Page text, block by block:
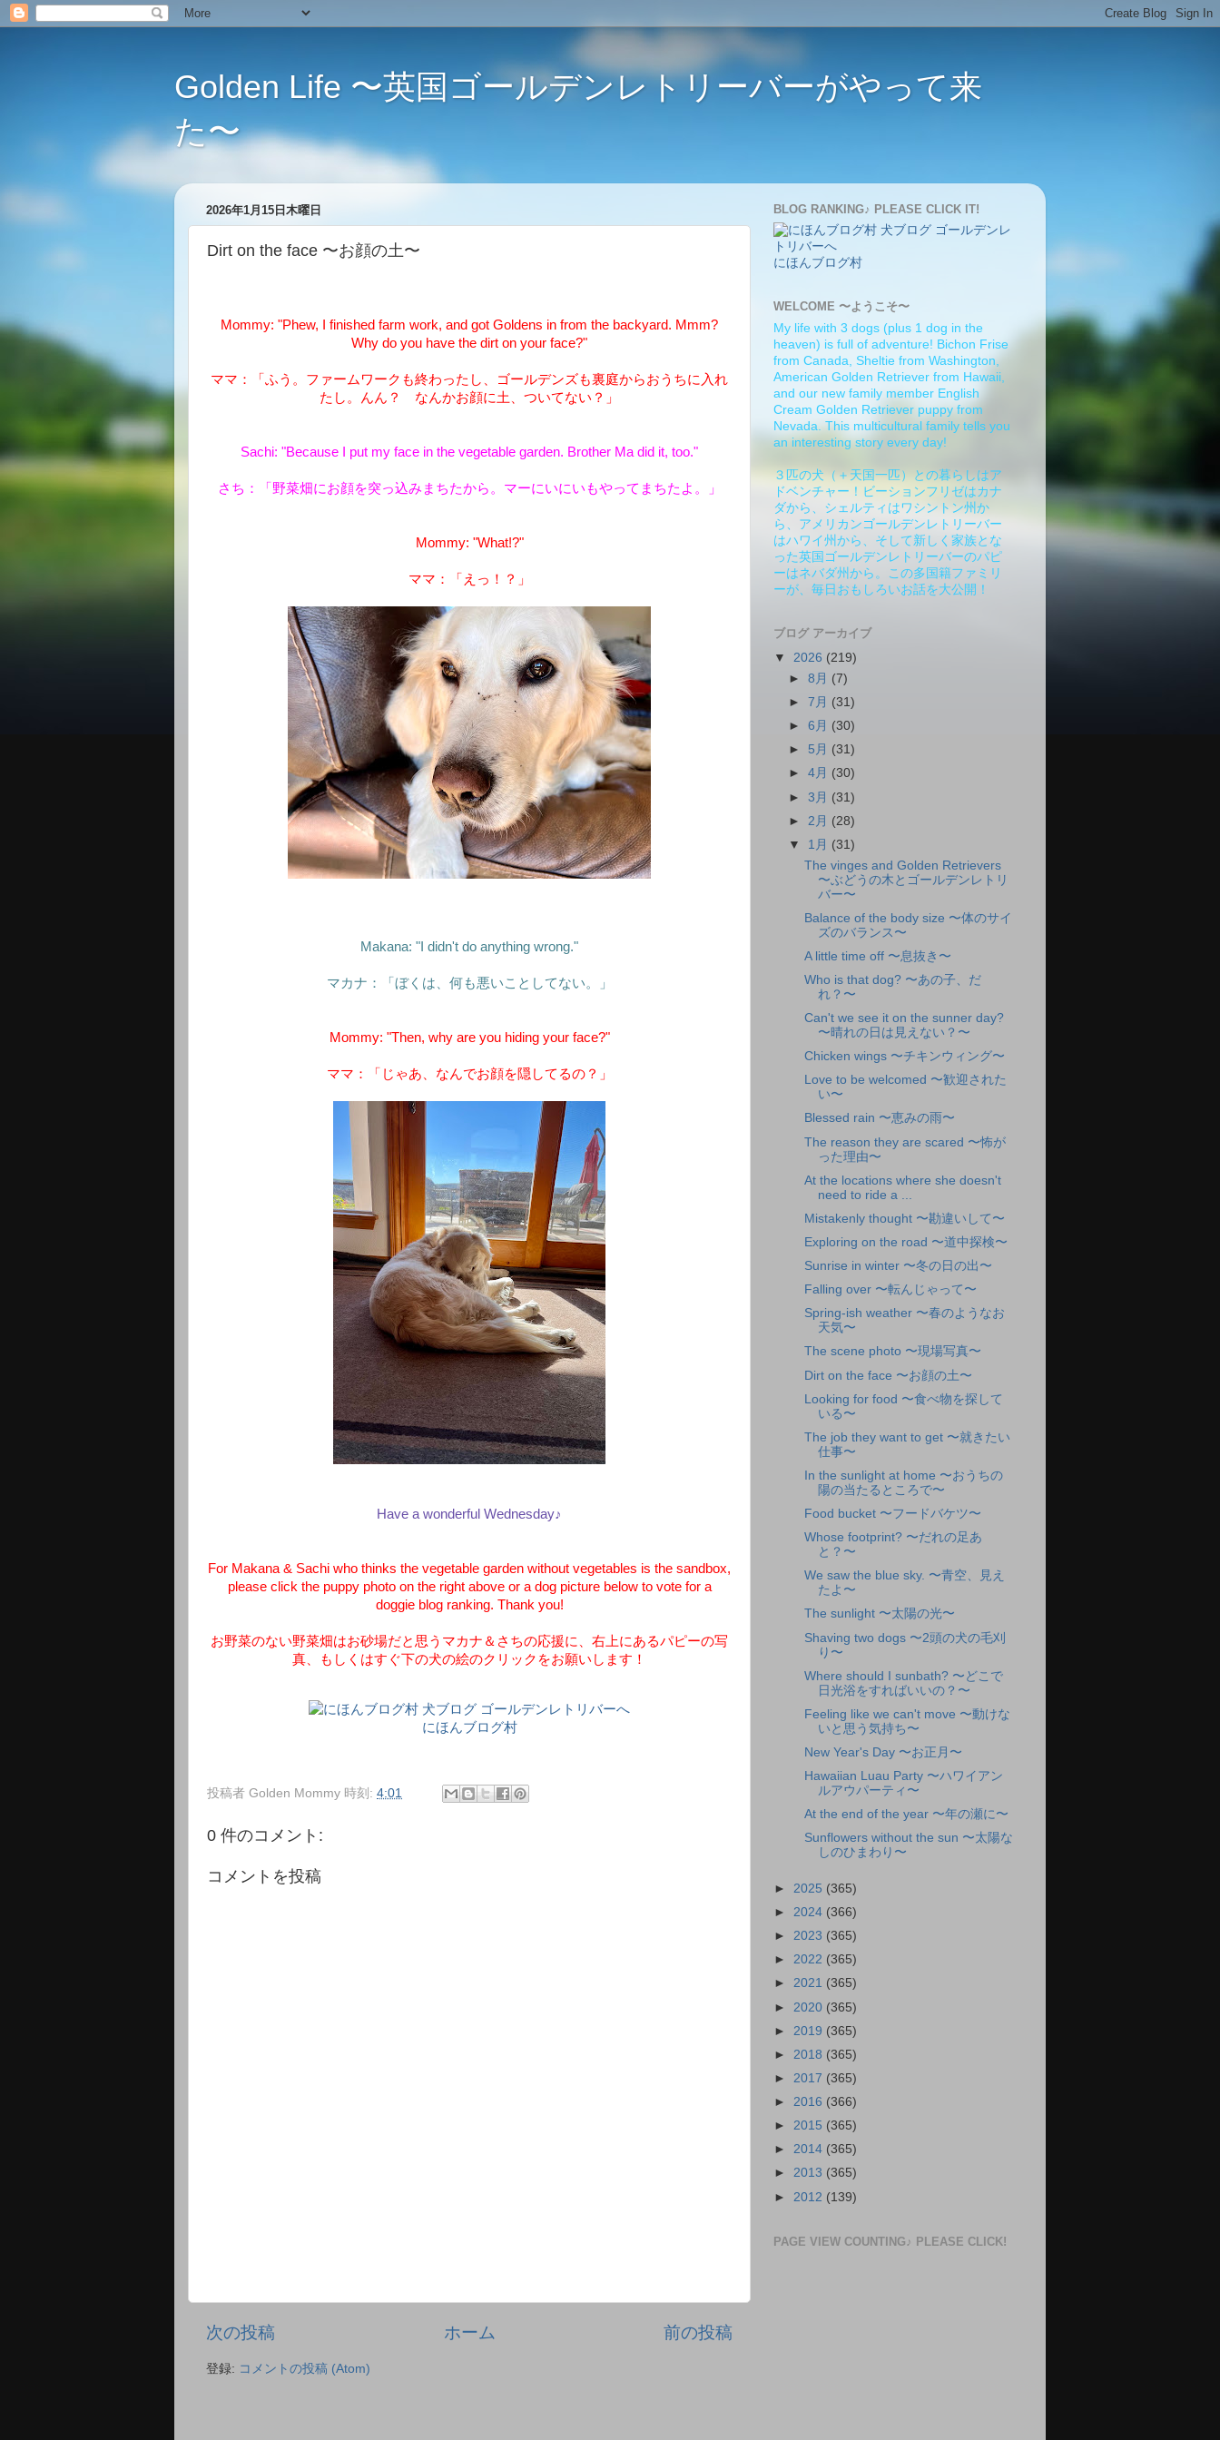
Golden Life 〜英国ゴールデンレトリーバーがやって来
た〜
2026年1月15日木曜日
Dirt on the face 〜お顔の土〜
Mommy: "Phew, I finished farm work, and got Goldens in from the backyard. Mmm?
Why do you have the dirt on your face?"
ママ：「ふう。ファームワークも終わったし、ゴールデンズも裏庭からおうちに入れ
たし。んん？ なんかお顔に土、ついてない？」
Sachi: "Because I put my face in the vegetable garden. Brother Ma did it, too."
さち：「野菜畑にお顔を突っ込みまちたから。マーにいにいもやってまちたよ。」
Mommy: "What!?"
ママ：「えっ！？」
Makana: "I didn't do anything wrong."
マカナ：「ぼくは、何も悪いことしてない。」
Mommy: "Then, why are you hiding your face?"
ママ：「じゃあ、なんでお顔を隠してるの？」
Have a wonderful Wednesday♪
For Makana & Sachi who thinks the vegetable garden without vegetables is the sandbox,
please click the puppy photo on the right above or a dog picture below to vote for a
doggie blog ranking. Thank you!
お野菜のない野菜畑はお砂場だと思うマカナ＆さちの応援に、右上にあるパピーの写
真、もしくはすぐ下の犬の絵のクリックをお願いします！
にほんブログ村
投稿者 Golden Mommy 時刻: 4:01
0 件のコメント:
コメントを投稿
次の投稿 前の投稿
ホーム
登録: コメントの投稿 (Atom)
BLOG RANKING♪ PLEASE CLICK IT!
にほんブログ村
WELCOME 〜ようこそ〜
My life with 3 dogs (plus 1 dog in the
heaven) is full of adventure! Bichon Frise
from Canada, Sheltie from Washington,
American Golden Retriever from Hawaii,
and our new family member English
Cream Golden Retriever puppy from
Nevada. This multicultural family tells you
an interesting story every day!
３匹の犬（＋天国一匹）との暮らしはア
ドベンチャー！ビーションフリゼはカナ
ダから、シェルティはワシントン州か
ら、アメリカンゴールデンレトリーバー
はハワイ州から、そして新しく家族とな
った英国ゴールデンレトリーバーのパピ
ーはネバダ州から。この多国籍ファミリ
ーが、毎日おもしろいお話を大公開！
ブログ アーカイブ
▼ 2026 (219)
►8月 (7)
►7月 (31)
►6月 (30)
► 5月 (31)
►4月 (30)
►3月 (31)
► 2月 (28)
▼ 1月 (31)
The vinges and Golden Retrievers
〜ぶどうの木とゴールデンレトリ
バー〜
Balance of the body size 〜体のサイ
ズのバランス〜
A little time off 〜息抜き〜
Who is that dog? 〜あの子、だ
れ？〜
Can't we see it on the sunner day?
〜晴れの日は見えない？〜
Chicken wings 〜チキンウィング〜
Love to be welcomed 〜歓迎された
い〜
Blessed rain 〜恵みの雨〜
The reason they are scared 〜怖が
った理由〜
At the locations where she doesn't
need to ride a ...
Mistakenly thought 〜勘違いして〜
Exploring on the road 〜道中探検〜
Sunrise in winter 〜冬の日の出〜
Falling over 〜転んじゃって〜
Spring-ish weather 〜春のようなお
天気〜
The scene photo 〜現場写真〜
Dirt on the face 〜お顔の土〜
Looking for food 〜食べ物を探して
いる〜
The job they want to get 〜就きたい
仕事〜
In the sunlight at home 〜おうちの
陽の当たるところで〜
Food bucket 〜フードバケツ〜
Whose footprint? 〜だれの足あ
と？〜
We saw the blue sky. 〜青空、見え
たよ〜
The sunlight 〜太陽の光〜
Shaving two dogs 〜2頭の犬の毛刈
り〜
Where should I sunbath? 〜どこで
日光浴をすればいいの？〜
Feeling like we can't move 〜動けな
いと思う気持ち〜
New Year's Day 〜お正月〜
Hawaiian Luau Party 〜ハワイアン
ルアウパーティ〜
At the end of the year 〜年の瀬に〜
Sunflowers without the sun 〜太陽な
しのひまわり〜
► 2025 (365)
► 2024 (366)
► 2023 (365)
► 2022 (365)
► 2021 (365)
► 2020 (365)
► 2019 (365)
► 2018 (365)
► 2017 (365)
► 2016 (366)
► 2015 (365)
► 2014 (365)
► 2013 (365)
► 2012 (139)
PAGE VIEW COUNTING♪ PLEASE CLICK!